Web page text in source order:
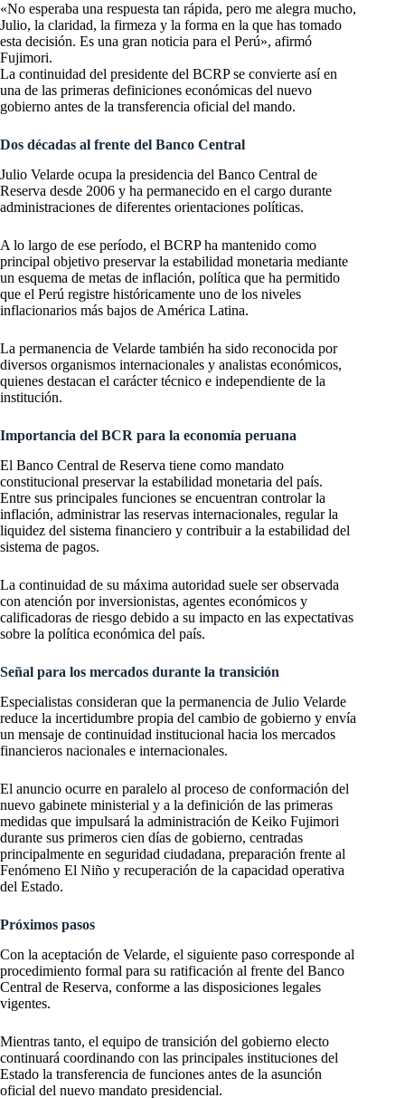
«No esperaba una respuesta tan rápida, pero me alegra mucho,
Julio, la claridad, la firmeza y la forma en la que has tomado
esta decisión. Es una gran noticia para el Perú», afirmó
Fujimori.
La continuidad del presidente del BCRP se convierte así en
una de las primeras definiciones económicas del nuevo
gobierno antes de la transferencia oficial del mando.
Dos décadas al frente del Banco Central
Julio Velarde ocupa la presidencia del Banco Central de
Reserva desde 2006 y ha permanecido en el cargo durante
administraciones de diferentes orientaciones políticas.
A lo largo de ese período, el BCRP ha mantenido como
principal objetivo preservar la estabilidad monetaria mediante
un esquema de metas de inflación, política que ha permitido
que el Perú registre históricamente uno de los niveles
inflacionarios más bajos de América Latina.
La permanencia de Velarde también ha sido reconocida por
diversos organismos internacionales y analistas económicos,
quienes destacan el carácter técnico e independiente de la
institución.
Importancia del BCR para la economía peruana
El Banco Central de Reserva tiene como mandato
constitucional preservar la estabilidad monetaria del país.
Entre sus principales funciones se encuentran controlar la
inflación, administrar las reservas internacionales, regular la
liquidez del sistema financiero y contribuir a la estabilidad del
sistema de pagos.
La continuidad de su máxima autoridad suele ser observada
con atención por inversionistas, agentes económicos y
calificadoras de riesgo debido a su impacto en las expectativas
sobre la política económica del país.
Señal para los mercados durante la transición
Especialistas consideran que la permanencia de Julio Velarde
reduce la incertidumbre propia del cambio de gobierno y envía
un mensaje de continuidad institucional hacia los mercados
financieros nacionales e internacionales.
El anuncio ocurre en paralelo al proceso de conformación del
nuevo gabinete ministerial y a la definición de las primeras
medidas que impulsará la administración de Keiko Fujimori
durante sus primeros cien días de gobierno, centradas
principalmente en seguridad ciudadana, preparación frente al
Fenómeno El Niño y recuperación de la capacidad operativa
del Estado.
Próximos pasos
Con la aceptación de Velarde, el siguiente paso corresponde al
procedimiento formal para su ratificación al frente del Banco
Central de Reserva, conforme a las disposiciones legales
vigentes.
Mientras tanto, el equipo de transición del gobierno electo
continuará coordinando con las principales instituciones del
Estado la transferencia de funciones antes de la asunción
oficial del nuevo mandato presidencial.